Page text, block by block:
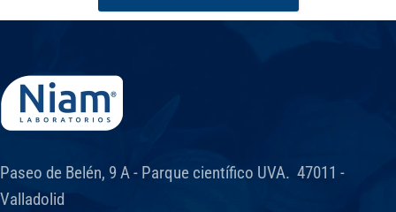
Paseo de Belén, 9 A - Parque científico UVA. 47011 -
Valladolid